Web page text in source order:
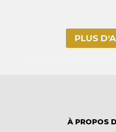
PLUS
À PROPOS